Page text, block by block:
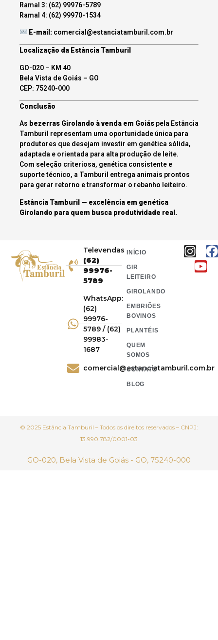
Ramal 3: (62) 99976-5789
Ramal 4: (62) 99970-1534
E-mail: comercial@estanciatamburil.com.br
Localização da Estância Tamburil
GO-020 – KM 40
Bela Vista de Goiás – GO
CEP: 75240-000
Conclusão
As bezerras Girolando à venda em Goiás pela Estância
Tamburil representam uma oportunidade única para
produtores que desejam investir em genética sólida,
adaptada e orientada para alta produção de leite.
Com seleção criteriosa, genética consistente e
suporte técnico, a Tamburil entrega animais prontos
para gerar retorno e transformar o rebanho leiteiro.
Estância Tamburil — excelência em genética
Girolando para quem busca produtividade real.
Televendas
(62)
99976-
5789
WhatsApp:
(62)
99976-
5789 / (62)
99983-
1687
comercial@estanciatamburil.com.br
INÍCIO
GIR
LEITEIRO
GIROLANDO
EMBRIÕES
BOVINOS
PLANTÉIS
QUEM
SOMOS
CONTATO
BLOG
© 2025 Estância Tamburil – Todos os direitos reservados – CNPJ:
13.990.782/0001-03
GO-020, Bela Vista de Goiás - GO, 75240-000